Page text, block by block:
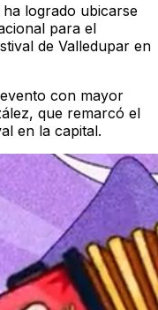
logrado ubicarse
para el
de Valledupar en
con mayor
que remarcó el
en la capital.